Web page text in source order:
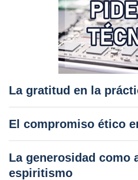
La gratitud en la
El compromiso ético
La generosidad como
espiritismo